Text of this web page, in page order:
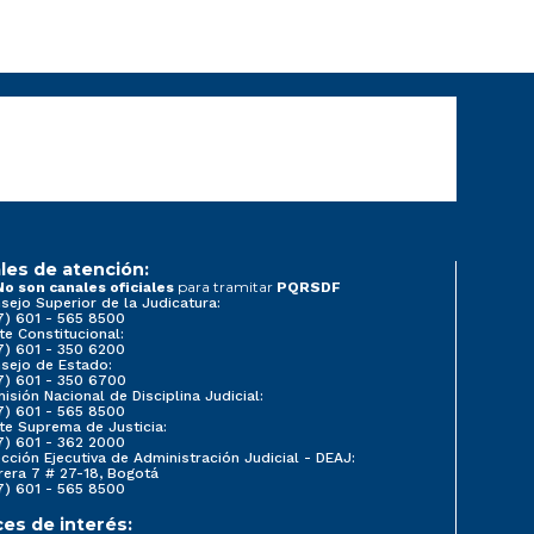
de atención:
son canales oficiales para tramitar PQRSDF
Superior de la Judicatura:
601 - 565 8500
Constitucional:
601 - 350 6200
de Estado:
601 - 350 6700
Nacional de Disciplina Judicial:
601 - 565 8500
Suprema de Justicia:
601 - 362 2000
Ejecutiva de Administración Judicial - DEAJ:
7 # 27-18, Bogotá
601 - 565 8500
de interés: